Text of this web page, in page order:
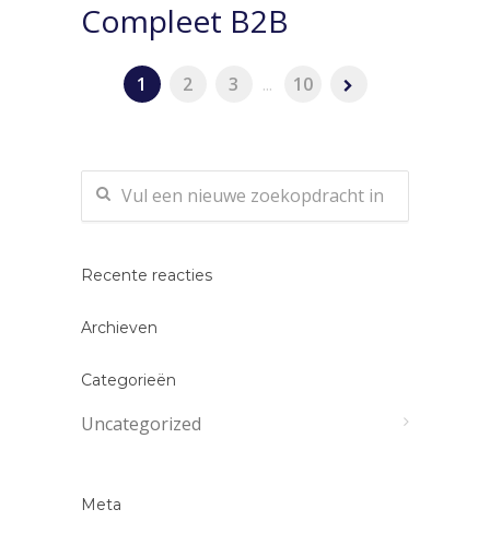
Compleet B2B
1 2 3 ... 10
Recente reacties
Archieven
Categorieën
Uncategorized
Meta